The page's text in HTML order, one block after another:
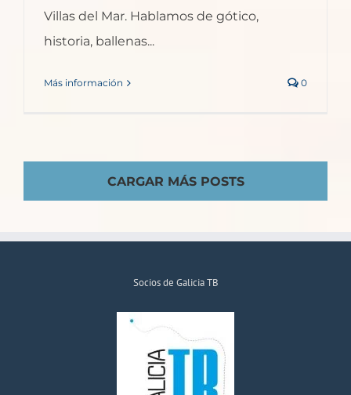
Villas del Mar. Hablamos de gótico,
historia, ballenas...
Más información 0
CARGAR MÁS POSTS
Socios de Galicia TB